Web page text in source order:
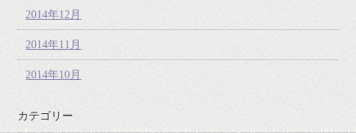
2014年12月
2014年11月
2014年10月
カテゴリー